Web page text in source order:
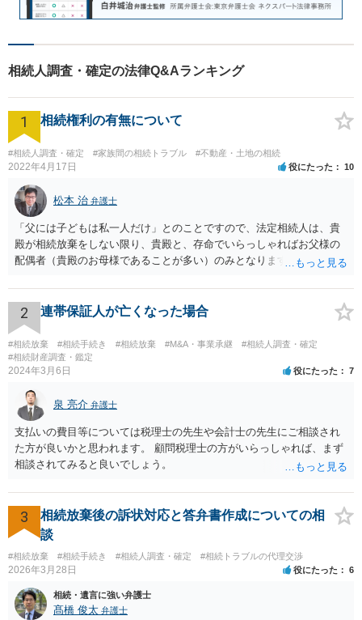
相続人調査・確定の法律Q&Aランキング
1 相続権利の有無について
#相続人調査・確定 #家族間の相続トラブル #不動産・土地の相続
2022年4月17日 役にたった 10
松本 治 弁護士
「父には子どもは私一人だけ」とのことですので、法定相続人は、貴
殿が相続放棄をしない限り、貴殿と、存命でいらっしゃればお父様の
配偶者（貴殿のお母様であることが多い）のみとなります。遺言がな
2 連帯保証人が亡くなった場合
#相続放棄 #相続手続き #相続放棄 #M&A・事業承継
#相続人調査・確定
#相続財産調査・鑑定
2024年3月6日 役にたった 7
泉 亮介 弁護士
支払いの費目等については税理士の先生や会計士の先生にご相談され
た方が良いかと思われます。 顧問税理士の方がいらっしゃれば、まず
相談されてみると良いでしょう。
3
相続放棄後の訴状対応と答弁書作成についての相
談
#相続放棄 #相続手続き #相続人調査・確定 #相続トラブルの代理交渉
2026年3月28日 役にたった 6
相続・遺言に強い弁護士
髙橋 俊太 弁護士